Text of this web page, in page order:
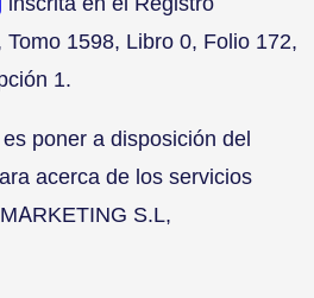
1598, Libro 0, Folio 172,
1.
poner a disposición del
acerca de los servicios
S.L,